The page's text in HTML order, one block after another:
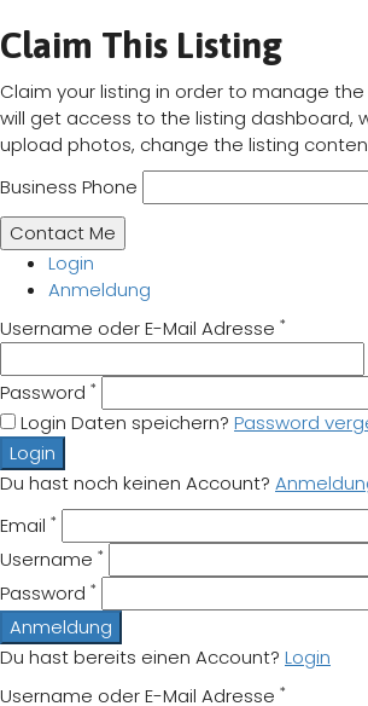
Claim This Listing
Claim your listing in order to manage
will get access to the listing dashboard,
upload photos, change the listing
Business Phone
Login
Anmeldung
Username oder E-Mail Adresse *
Password *
Login Daten speichern? Password
Login
Du hast noch keinen Account?
Email *
Username *
Password *
Anmeldung
Du hast bereits einen Account? Login
Username oder E-Mail Adresse *